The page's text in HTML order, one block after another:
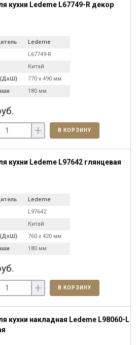
кухни Ledeme L67749-R декор
Ledeme
L67749-R
Китай
770 х 490 мм
180 мм
+ В КОРЗИНУ
кухни Ledeme L97642 глянцевая
Ledeme
L97642
Китай
760 х 420 мм
180 мм
+ В КОРЗИНУ
кухни накладная Ledeme L98060-L